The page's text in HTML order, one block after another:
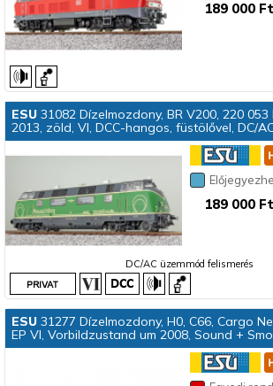
189 000 Ft
ESU31082 Dízelmozdony, BR V200, 220
2013, zöld, VI, DCC-hangos, füstölővel, DC/
189 000 Ft
DC/AC üzemmód felismerés
ESU31277 Dízelmozdony, H0, C66, Cargo
EP VI, Vorbildzustand um 2008, Sound +